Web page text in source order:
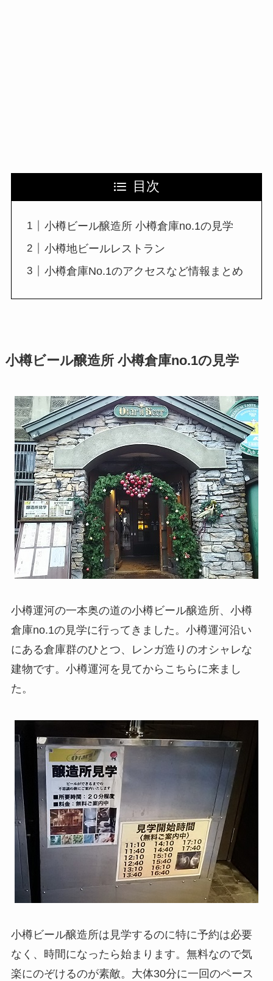
目次
小樽ビール醸造所 小樽倉庫no.1の見学
小樽地ビールレストラン
小樽倉庫No.1のアクセスなど情報まとめ
小樽ビール醸造所 小樽倉庫no.1の見学
小樽運河の一本奥の道の小樽ビール醸造所、小樽
倉庫no.1の見学に行ってきました。小樽運河沿い
にある倉庫群のひとつ、レンガ造りのオシャレな
建物です。小樽運河を見てからこちらに来まし
た。
小樽ビール醸造所は見学するのに特に予約は必要
なく、時間になったら始まります。無料なので気
楽にのぞけるのが素敵。大体30分に一回のペース